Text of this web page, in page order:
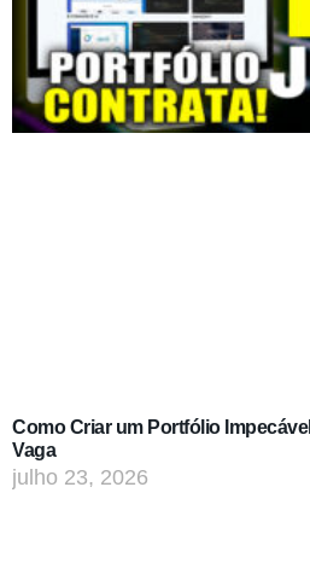
Como Criar um Portfólio
Vaga
julho 23, 2026